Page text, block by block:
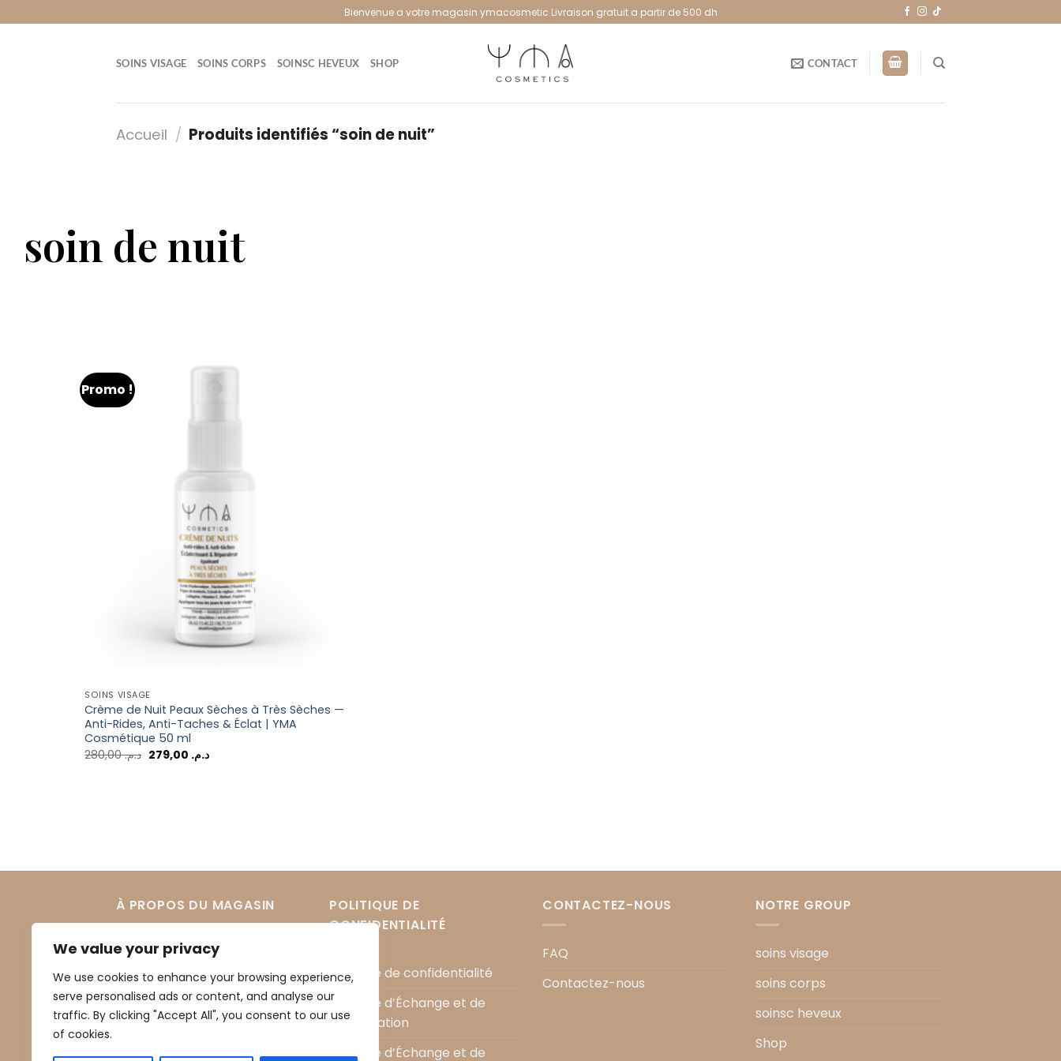
We value your privacy
We use cookies to enhance your browsing experience,
serve personalised ads or content, and analyse our
traffic. By clicking "Accept All", you consent to our use
of cookies.
Bienvenue a votre magasin ymacosmetic Livraison gratuit a partir de 500 dh
SOINS VISAGE SOINS CORPS SOINSC HEVEUX SHOP CONTACT
Accueil / Produits identifiés “soin de nuit”
soin de nuit
Promo !
SOINS VISAGE
Crème de Nuit Peaux Sèches à Très Sèches —
Anti-Rides, Anti-Taches & Éclat | YMA
Cosmétique 50 ml
د.م.280,00 د.م.
À PROPOS DU MAGASIN
À propos du magasin
Expédition et Livraison
Méthodes de paiement
POLITIQUE DE
CONFIDENTIALITÉ
Politique de confidentialité
Politique d’Échange et de
Rétractation
Politique d’Échange et de
CONTACTEZ-NOUS
FAQ
Contactez-nous
NOTRE GROUP
soins visage
soins corps
soinsc heveux
Shop